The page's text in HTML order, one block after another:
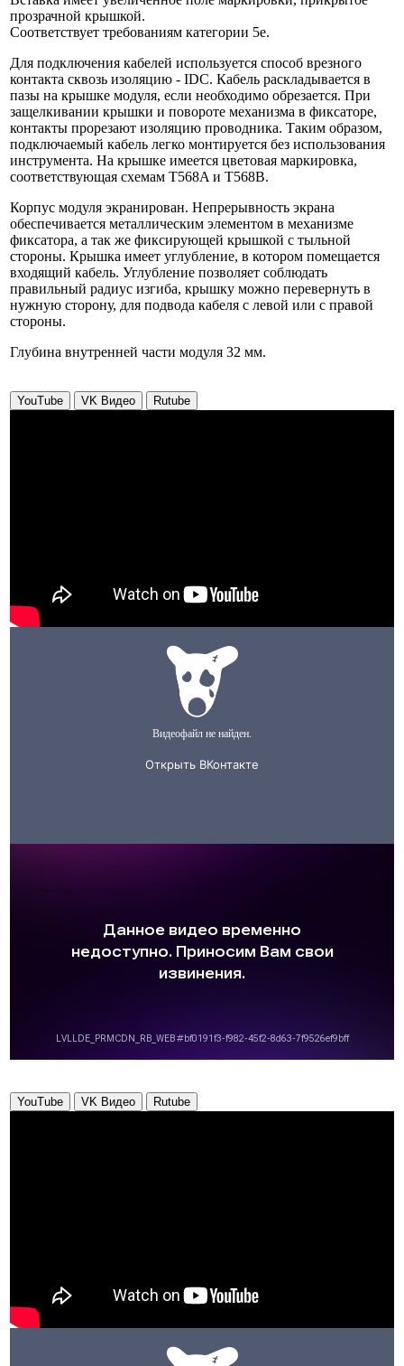
прозрачной крышкой.
Соответствует требованиям категории 5e.
Для подключения кабелей используется способ врезного
контакта сквозь изоляцию - IDC. Кабель раскладывается в
пазы на крышке модуля, если необходимо обрезается. При
защелкивании крышки и повороте механизма в фиксаторе,
контакты прорезают изоляцию проводника. Таким образом,
подключаемый кабель легко монтируется без использования
инструмента. На крышке имеется цветовая маркировка,
соответствующая схемам T568A и T568B.
Корпус модуля экранирован. Непрерывность экрана
обеспечивается металлическим элементом в механизме
фиксатора, а так же фиксирующей крышкой с тыльной
стороны. Крышка имеет углубление, в котором помещается
входящий кабель. Углубление позволяет соблюдать
правильный радиус изгиба, крышку можно перевернуть в
нужную сторону, для подвода кабеля с левой или с правой
стороны.
Глубина внутренней части модуля 32 мм.
YouTube VK Видео Rutube
YouTube VK Видео Rutube